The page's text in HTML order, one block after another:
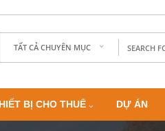
TẤT CẢ CHUYÊN MỤC
BỊ CHO THUÊ DỰ ÁN